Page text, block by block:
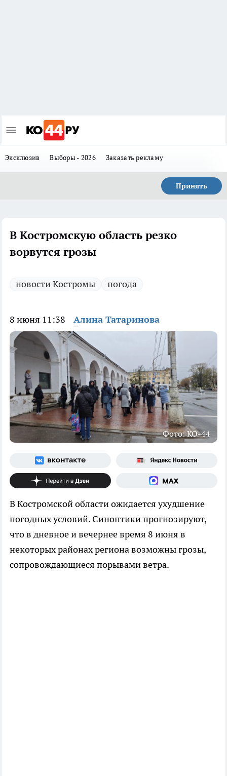
Эксклюзив Выборы - 2026 Заказать рекламу
Принять
В Костромскую область резко
ворвутся грозы
новости Костромы погода
8 июня 11:38 Алина Татаринова
Фото: КО-44
В Костромской области ожидается ухудшение
погодных условий. Синоптики прогнозируют,
что в дневное и вечернее время 8 июня в
некоторых районах региона возможны грозы,
сопровождающиеся порывами ветра.